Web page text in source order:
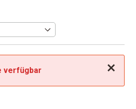
Schließen
verfügbar